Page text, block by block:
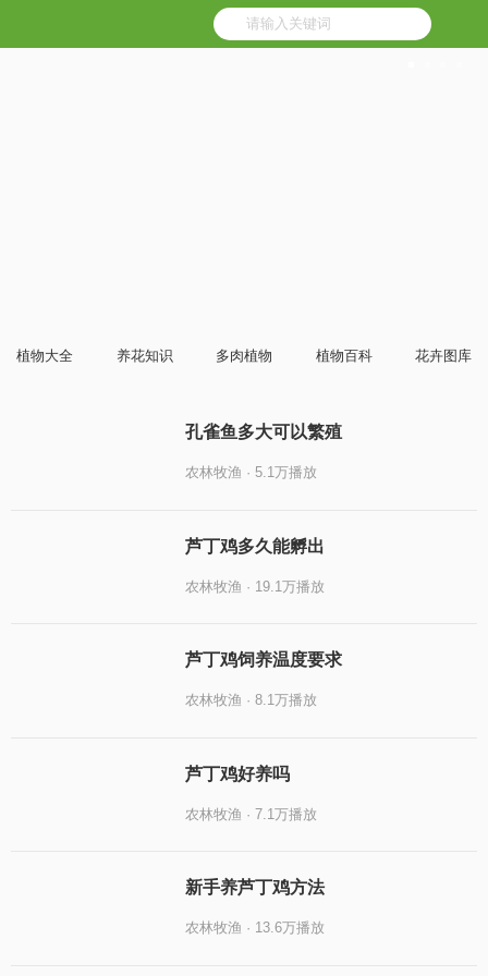
植物大全 养花知识 多肉植物 植物百科 花卉图库
孔雀鱼多大可以繁殖
农林牧渔 · 5.1万播放
芦丁鸡多久能孵出
农林牧渔 · 19.1万播放
芦丁鸡饲养温度要求
农林牧渔 · 8.1万播放
芦丁鸡好养吗
农林牧渔 · 7.1万播放
新手养芦丁鸡方法
农林牧渔 · 13.6万播放